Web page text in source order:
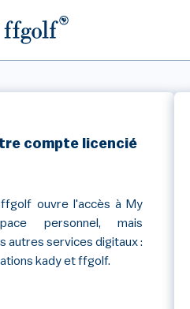
compte licencié
ffgolf ouvre l'accès à My
personnel, mais
autres services digitaux :
kady et ffgolf.